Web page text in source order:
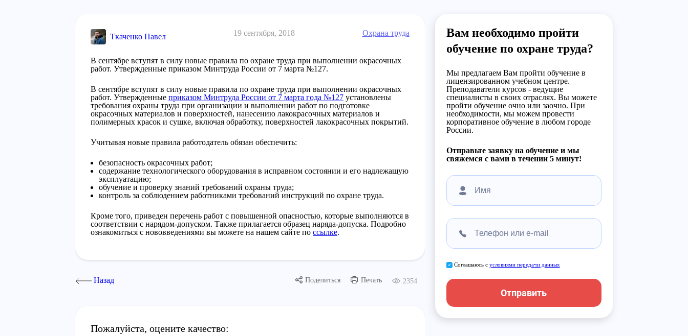
Ткаченко Павел 19 сентября, 2018 Охрана труда
В сентябре вступят в силу новые правила по охране труда при выполнении окрасочных
работ. Утвержденные приказом Минтруда России от 7 марта №127.
В сентябре вступят в силу новые правила по охране труда при выполнении окрасочных
работ. Утвержденные приказом Минтруда России от 7 марта года №127 установлены
требования охраны труда при организации и выполнении работ по подготовке
окрасочных материалов и поверхностей, нанесению лакокрасочных материалов и
полимерных красок и сушке, включая обработку, поверхностей лакокрасочных покрытий.
Учитывая новые правила работодатель обязан обеспечить:
безопасность окрасочных работ;
содержание технологического оборудования в исправном состоянии и его надлежащую
эксплуатацию;
обучение и проверку знаний требований охраны труда;
контроль за соблюдением работниками требований инструкций по охране труда.
Кроме того, приведен перечень работ с повышенной опасностью, которые выполняются в
соответствии с нарядом-допуском. Также прилагается образец наряда-допуска. Подробно
ознакомиться с нововведениями вы можете на нашем сайте по ссылке.
Назад Поделиться Печать 2354
Пожалуйста, оцените качество:
Вам необходимо пройти
обучение по охране труда?
Мы предлагаем Вам пройти обучение в
лицензированном учебном центре.
Преподаватели курсов - ведущие
специалисты в своих отраслях. Вы можете
пройти обучение очно или заочно. При
необходимости, мы можем провести
корпоративное обучение в любом городе
России.
Отправьте заявку на обучение и мы
свяжемся с вами в течении 5 минут!
Соглашаюсь с условиями передачи данных
Отправить